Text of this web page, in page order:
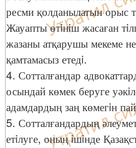
ресми қолданылатын орыс
Жауапты өтiнiш жасаған
жазаны атқарушы мекеме
қамтамасыз етедi.
4. Сотталғандар
осындай көмек беруге
адамдардың заң көмегiн
5. Сотталғандардың
етiлуге, оның iшiнде